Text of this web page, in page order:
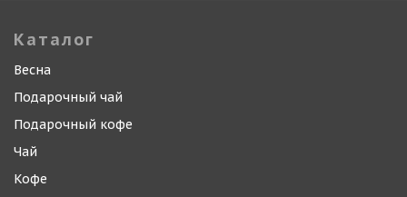
Каталог
Весна
Подарочный чай
Подарочный кофе
Чай
Кофе